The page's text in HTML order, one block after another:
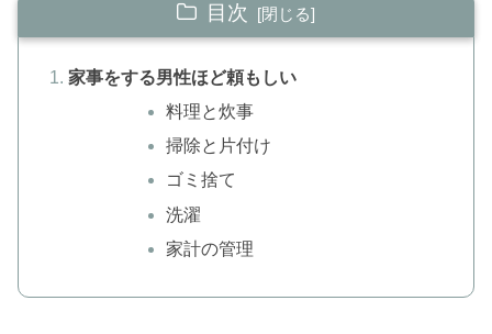
目次
家事をする男性ほど頼もしい
料理と炊事
掃除と片付け
ゴミ捨て
洗濯
家計の管理